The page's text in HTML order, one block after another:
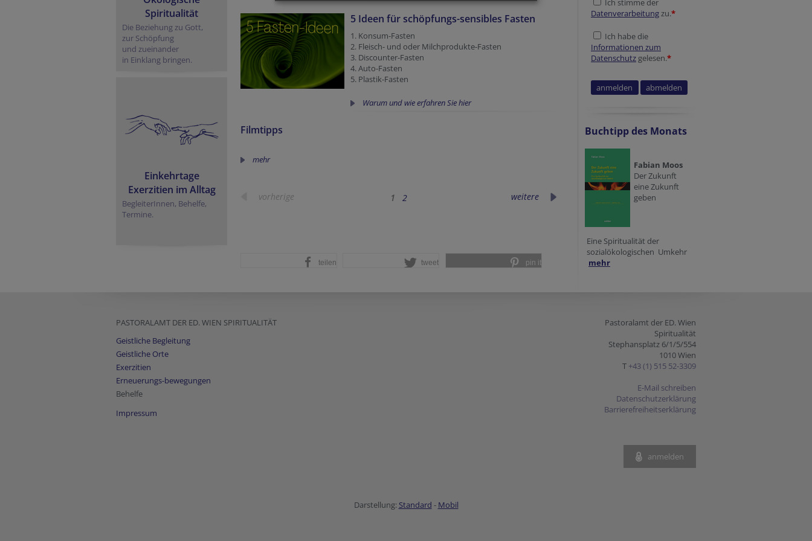
Spiritualität
Die Beziehung zu Gott,
zur Schöpfung
und zueinander
in Einklang bringen.
Einkehrtage
Exerzitien im Alltag
BegleiterInnen, Behelfe,
Termine.
5 Ideen für schöpfungs-sensibles Fasten
1. Konsum-Fasten
2. Fleisch- und oder Milchprodukte-Fasten
3. Discounter-Fasten
4. Auto-Fasten
5. Plastik-Fasten
Warum und wie erfahren Sie hier
Filmtipps
mehr
vorherige 1 2 weitere
teilen tweet pin it
Ich stimme der
Datenverarbeitungzu.*
Ich habe die
Informationen zum
Datenschutz gelesen.*
Buchtipp des Monats
Fabian Moos
Der Zukunft
eine Zukunft
geben
Eine Spiritualität der
sozialökologischen Umkehr
mehr
PASTORALAMT DER ED. WIEN SPIRITUALITÄT
Geistliche Begleitung
Geistliche Orte
Exerzitien
Erneuerungs-bewegungen
Behelfe
Impressum
Pastoralamt der ED. Wien
Spiritualität
Stephansplatz 6/1/5/554
1010 Wien
T +43 (1) 515 52-3309
E-Mail schreiben
Datenschutzerklärung
Barrierefreiheitserklärung
anmelden
Darstellung: Standard - Mobil